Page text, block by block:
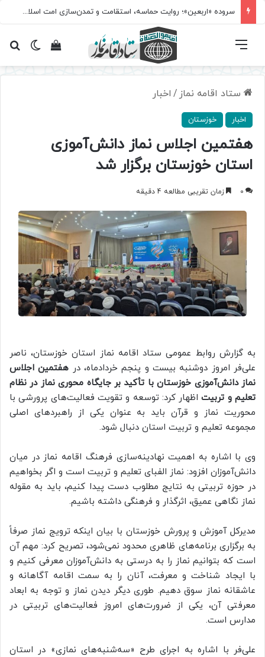
مسابقه سراسری «نماز؛ میراث کربلا» برگزار می‌شود
تغییرمشاهده فهرست
ستاد اقامه نماز / اخبار
اخبار خوزستان
هفتمین اجلاس نماز دانش‌آموزی
استان خوزستان برگزار شد
0 زمان تقریبی مطالعه 4 دقیقه
به گزارش روابط عمومی ستاد اقامه نماز استان خوزستان، ناصر
علی‌فر امروز دوشنبه بیست و پنجم خردادماه، در هفتمین اجلاس
نماز دانش‌آموزی خوزستان با تأکید بر جایگاه محوری نماز در نظام
تعلیم و تربیتاظهار کرد: توسعه و تقویت فعالیت‌های پرورشی با
محوریت نماز و قرآن باید به عنوان یکی از راهبردهای اصلی
مجموعه تعلیم و تربیت استان دنبال شود.
وی با اشاره به اهمیت نهادینه‌سازی فرهنگ اقامه نماز در میان
دانش‌آموزان افزود: نماز الفبای تعلیم و تربیت است و اگر بخواهیم
در حوزه تربیتی به نتایج مطلوب دست پیدا کنیم، باید به مقوله
نماز نگاهی عمیق، اثرگذار و فرهنگی داشته باشیم.
مدیرکل آموزش و پرورش خوزستان با بیان اینکه ترویج نماز صرفاً
به برگزاری برنامه‌های ظاهری محدود نمی‌شود، تصریح کرد: مهم آن
است که بتوانیم نماز را به درستی به دانش‌آموزان معرفی کنیم و
با ایجاد شناخت و معرفت، آنان را به سمت اقامه آگاهانه و
عاشقانه نماز سوق دهیم. طوری دیگر دیدن نماز و توجه به ابعاد
معرفتی آن، یکی از ضرورت‌های امروز فعالیت‌های تربیتی در
مدارس است.
علی‌فر با اشاره به اجرای طرح «سه‌شنبه‌های نمازی» در استان